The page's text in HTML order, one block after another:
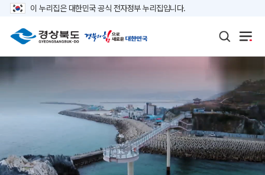
이 누리집은 대한민국 공식 전자정부 누리집입니다.